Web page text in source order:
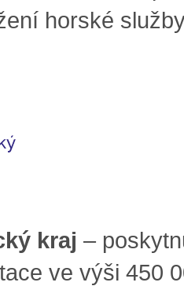
horské
kraj –
ve výši 450